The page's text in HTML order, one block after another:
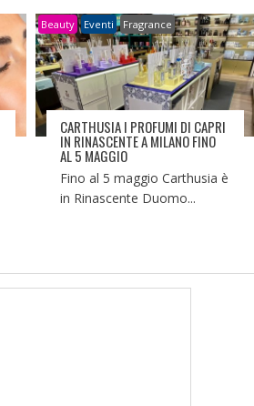
Beauty Eventi Fragrance
CARTHUSIA I PROFUMI DI CAPRI
IN RINASCENTE A MILANO FINO
AL 5 MAGGIO
Fino al 5 maggio Carthusia è
in Rinascente Duomo...